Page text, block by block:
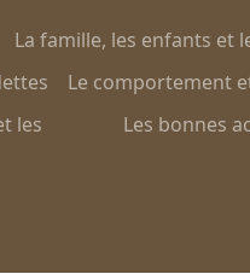
La famille, les enfants et
Le comportement
les
Les bonnes